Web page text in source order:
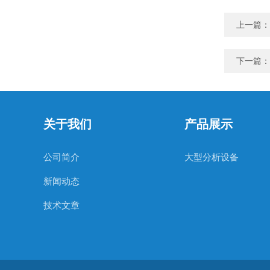
上一篇：
下一篇：
关于我们
公司简介
新闻动态
技术文章
产品展示
大型分析设备